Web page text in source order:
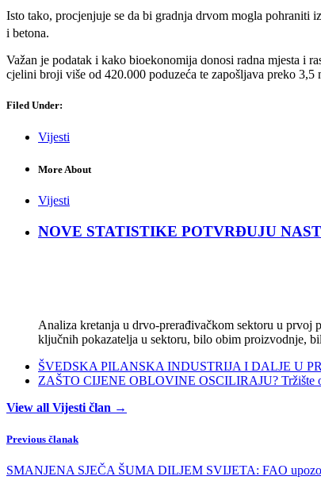
Isto tako, procjenjuje se da bi gradnja drvom mogla pohraniti
i betona.
Važan je podatak i kako bioekonomija donosi radna mjesta i
cjelini broji više od 420.000 poduzeća te zapošljava preko
Filed Under:
Vijesti
More About
Vijesti
NOVE STATISTIKE POTVRĐUJU
Analiza kretanja u drvo-prerađivačkom sektoru u prvoj
ključnih pokazatelja u sektoru, bilo obim proizvodnje,
ŠVEDSKA PILANSKA INDUSTRIJA I DALJE U
ZAŠTO CIJENE OBLOVINE OSCILIRAJU? Tržište
View all Vijesti član →
Previous članak
SMANJENA SJEČA ŠUMA DILJEM SVIJETA: FAO